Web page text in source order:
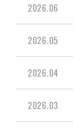
2026.06
2026.05
2026.04
2026.03